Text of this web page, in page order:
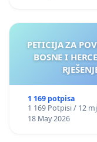
PETICIJA ZA
BOSNE I
1 169 potpisa
1 169 Potpisi / 12
18 May 2026